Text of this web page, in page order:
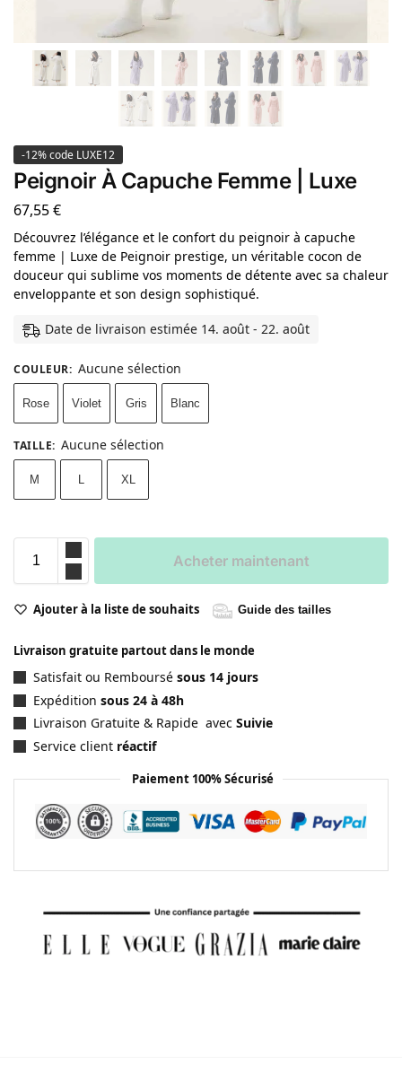
-12% code LUXE12
Peignoir À Capuche Femme | Luxe
67,55€
Découvrez l’élégance et le confort du peignoir à capuche
femme | Luxe de Peignoir prestige, un véritable cocon de
douceur qui sublime vos moments de détente avec sa chaleur
enveloppante et son design sophistiqué.
Date de livraison estimée 14. août - 22. août
COULEUR: Aucune sélection
Rose Violet Gris Blanc
TAILLE: Aucune sélection
M L XL
Acheter maintenant
Ajouter à la liste de souhaits Guide des tailles
Livraison gratuite partout dans le monde
Satisfait ou Remboursé sous 14 jours
Expédition sous 24 à 48h
Livraison Gratuite & Rapide avec Suivie
Service client réactif
Paiement 100% Sécurisé